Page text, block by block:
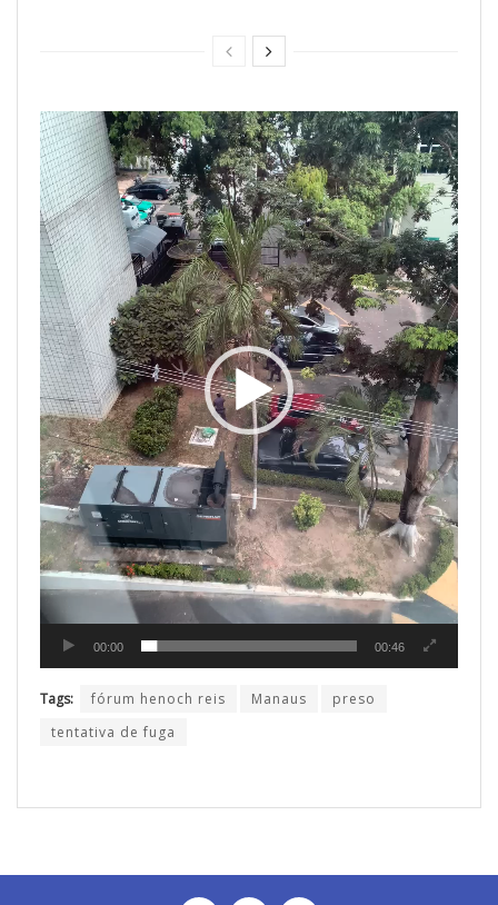
Tocador
de
vídeo
00:00 00:46
Tags: fórum henoch reis Manaus
preso
tentativa de fuga